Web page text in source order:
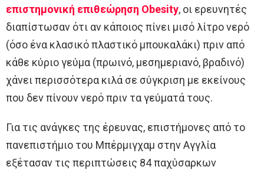
επιστημονική επιθεώρηση Obesity, οι ερευνητές
διαπίστωσαν ότι αν κάποιος πίνει μισό λίτρο νερό
(όσο ένα κλασικό πλαστικό μπουκαλάκι) πριν από
κάθε κύριο γεύμα (πρωινό, μεσημεριανό, βραδινό)
χάνει περισσότερα κιλά σε σύγκριση με εκείνους
που δεν πίνουν νερό πριν τα γεύματά τους.
Για τις ανάγκες της έρευνας, επιστήμονες από το
πανεπιστήμιο του Μπέρμιγχαμ στην Αγγλία
εξέτασαν τις περιπτώσεις 84 παχύσαρκων